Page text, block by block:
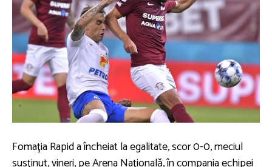
Fomaţia Rapid a încheiat la egalitate, scor 0-0, meciul
susţinut, vineri, pe Arena Naţională, în compania echipei